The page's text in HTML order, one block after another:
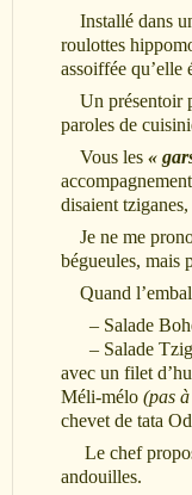
Installé dans
roulottes
assoiffée qu’elle
Un présentoir
paroles de
Vous les «
disaient
Je ne me
bégueules, mais
Quand
– Salade
– Salade
avec un
Méli-mélo (pas
chevet de tata
Le chef
andouilles.